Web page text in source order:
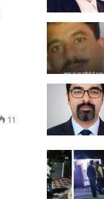
11